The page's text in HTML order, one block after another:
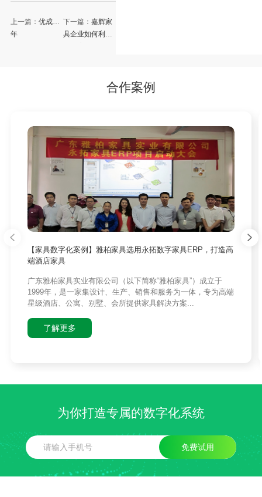
上一篇： 优成百
年
下一篇： 嘉辉家
具企业如何利用
合作案例
【家具数字化案例】雅柏家具选用永拓数字家具ERP，打造高
端酒店家具
广东雅柏家具实业有限公司（以下简称“雅柏家具”）成立于
1999年，是一家集设计、生产、销售和服务为一体，专为高端
星级酒店、公寓、别墅、会所提供家具解决方案...
了解更多
为你打造专属的数字化系统
免费试用